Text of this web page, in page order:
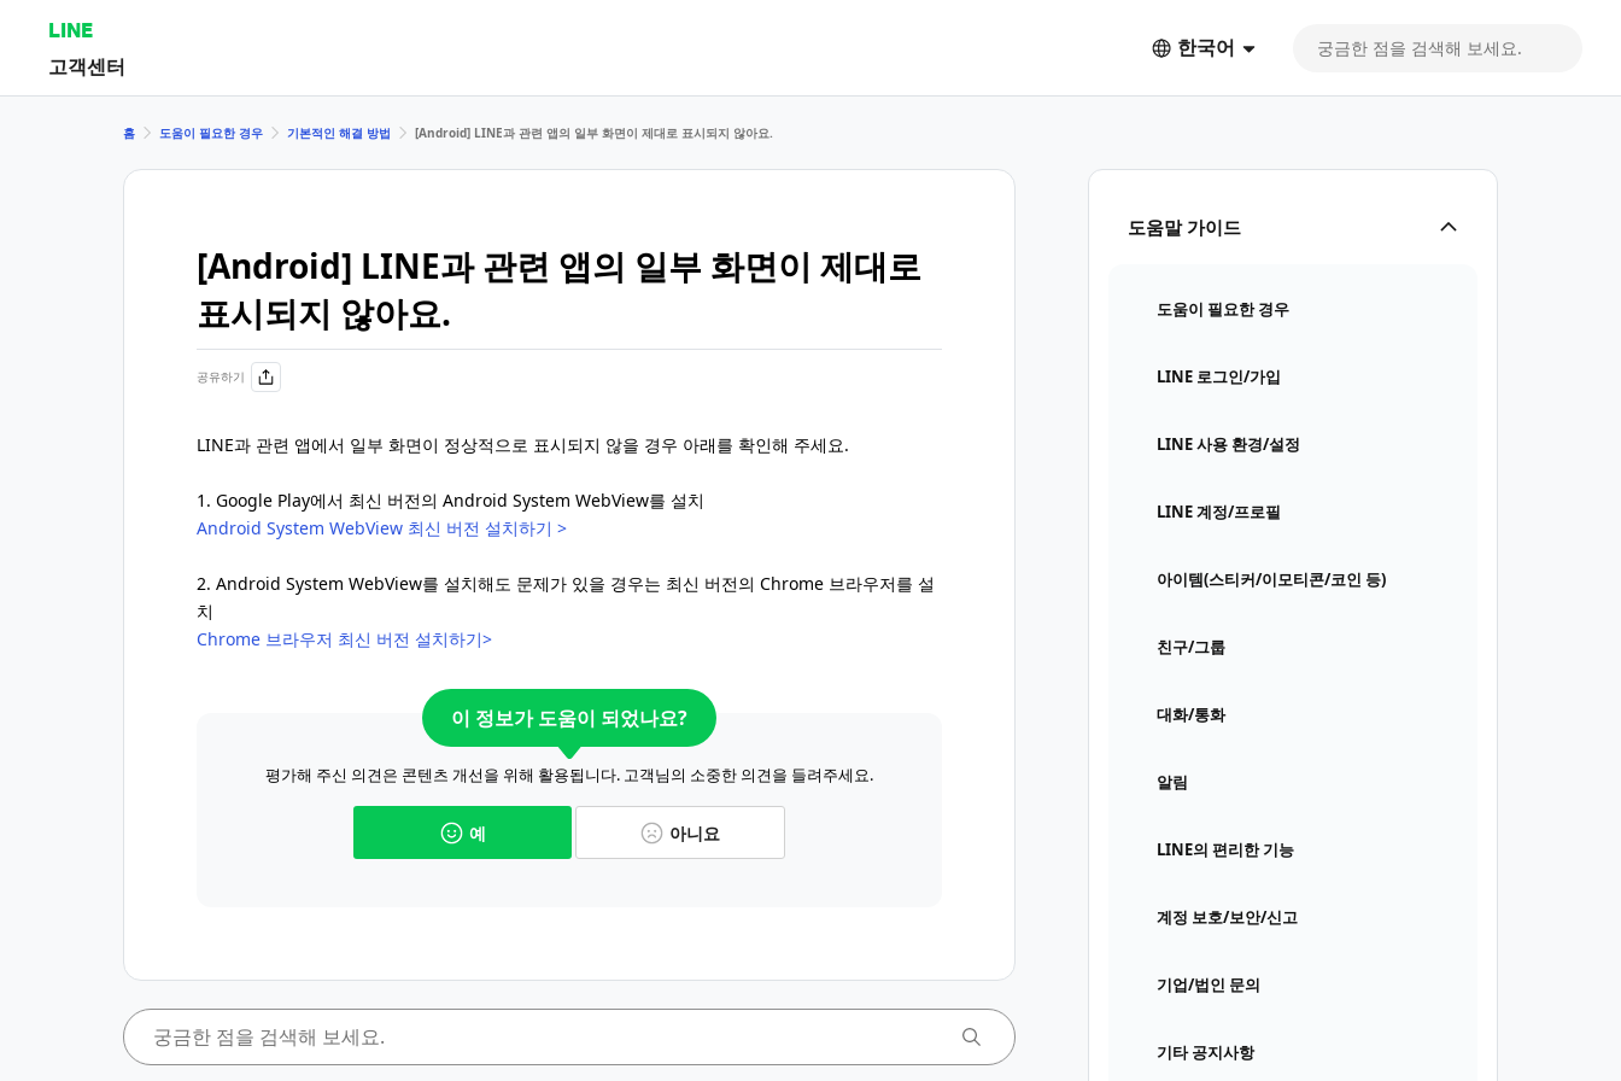
LINE
고객센터
한국어
도움말 가이드
도움이 필요한 경우
LINE 로그인/가입
LINE 사용 환경/설정
LINE 계정/프로필
아이템(스티커/이모티콘/코인 등)
친구/그룹
대화/통화
알림
LINE의 편리한 기능
계정 보호/보안/신고
기업/법인 문의
기타 공지사항
홈 도움이 필요한 경우 기본적인 해결 방법 [Android] LINE과 관련 앱의 일부 화면이 제대로 표시되지 않아요.
[Android] LINE과 관련 앱의 일부 화면이 제대로
표시되지 않아요.
공유하기
LINE과 관련 앱에서 일부 화면이 정상적으로 표시되지 않을 경우 아래를 확인해 주세요.
1. Google Play에서 최신 버전의 Android System WebView를 설치
Android System WebView 최신 버전 설치하기 >
2. Android System WebView를 설치해도 문제가 있을 경우는 최신 버전의 Chrome 브라우저를 설
치
Chrome 브라우저 최신 버전 설치하기>
이 정보가 도움이 되었나요?
평가해 주신 의견은 콘텐츠 개선을 위해 활용됩니다. 고객님의 소중한 의견을 들려주세요.
예 아니요